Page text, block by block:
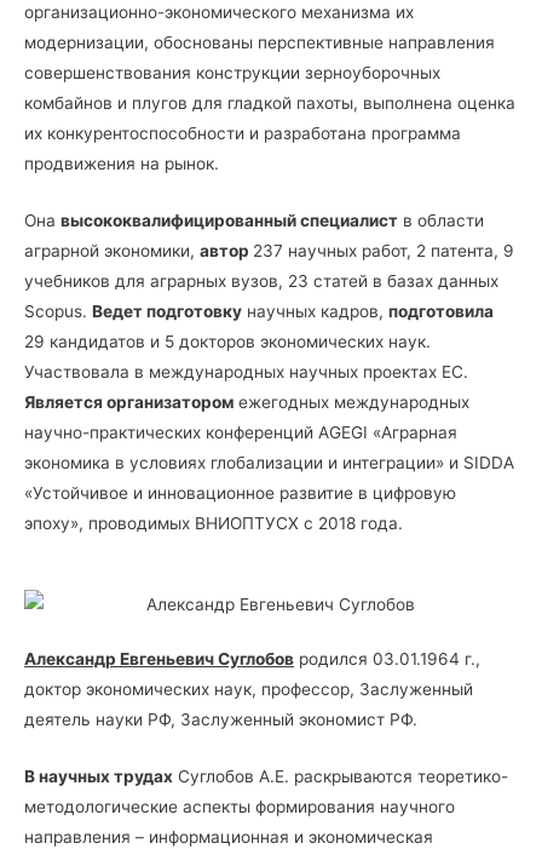
организационно-экономического механизма их
модернизации, обоснованы перспективные направления
совершенствования конструкции зерноуборочных
комбайнов и плугов для гладкой пахоты, выполнена оценка
их конкурентоспособности и разработана программа
продвижения на рынок.
Она высококвалифицированный специалист в области
аграрной экономики, автор 237 научных работ, 2 патента, 9
учебников для аграрных вузов, 23 статей в базах данных
Scopus. Ведет подготовку научных кадров, подготовила
29 кандидатов и 5 докторов экономических наук.
Участвовала в международных научных проектах ЕС.
Является организатором ежегодных международных
научно-практических конференций AGEGI «Аграрная
экономика в условиях глобализации и интеграции» и SIDDA
«Устойчивое и инновационное развитие в цифровую
эпоху», проводимых ВНИОПТУСХ с 2018 года.
Александр Евгеньевич Суглобов родился 03.01.1964 г.,
доктор экономических наук, профессор, Заслуженный
деятель науки РФ, Заслуженный экономист РФ.
В научных трудах Суглобов А.Е. раскрываются теоретико-
методологические аспекты формирования научного
направления – информационная и экономическая